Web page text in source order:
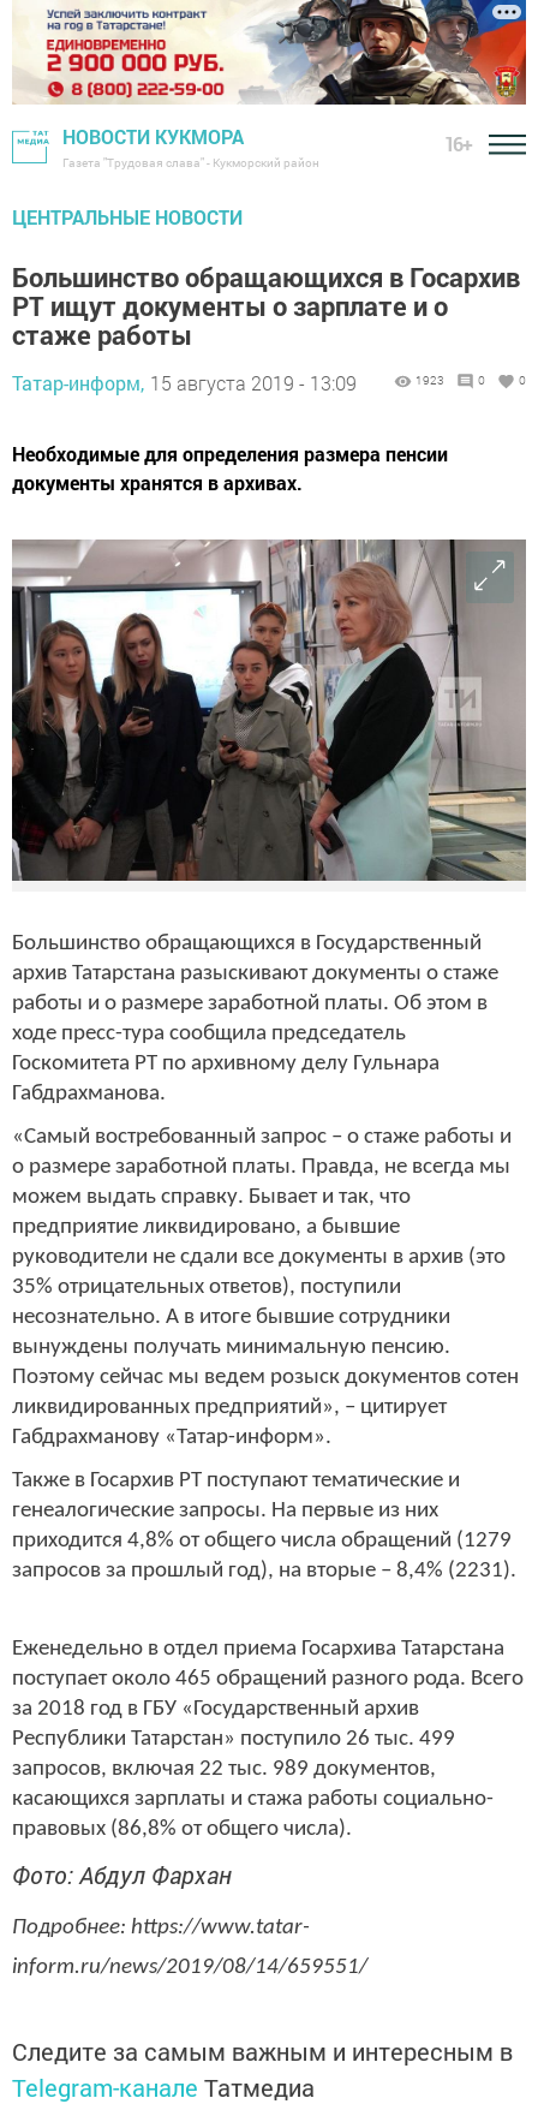
НОВОСТИ КУКМОРА
Газета "Трудовая слава" - Кукморский район
16+
ЦЕНТРАЛЬНЫЕ НОВОСТИ
Большинство обращающихся в Госархив
РТ ищут документы о зарплате и о
стаже работы
Татар-информ, 15 августа 2019 - 13:09 1923 0 0
Необходимые для определения размера пенсии
документы хранятся в архивах.
Большинство обращающихся в Государственный
архив Татарстана разыскивают документы о стаже
работы и о размере заработной платы. Об этом в
ходе пресс-тура сообщила председатель
Госкомитета РТ по архивному делу Гульнара
Габдрахманова.
«Самый востребованный запрос – о стаже работы и
о размере заработной платы. Правда, не всегда мы
можем выдать справку. Бывает и так, что
предприятие ликвидировано, а бывшие
руководители не сдали все документы в архив (это
35% отрицательных ответов), поступили
несознательно. А в итоге бывшие сотрудники
вынуждены получать минимальную пенсию.
Поэтому сейчас мы ведем розыск документов сотен
ликвидированных предприятий», – цитирует
Габдрахманову «Татар-информ».
Также в Госархив РТ поступают тематические и
генеалогические запросы. На первые из них
приходится 4,8% от общего числа обращений (1279
запросов за прошлый год), на вторые – 8,4% (2231).
Еженедельно в отдел приема Госархива Татарстана
поступает около 465 обращений разного рода. Всего
за 2018 год в ГБУ «Государственный архив
Республики Татарстан» поступило 26 тыс. 499
запросов, включая 22 тыс. 989 документов,
касающихся зарплаты и стажа работы социально-
правовых (86,8% от общего числа).
Фото: Абдул Фархан
Подробнее: https://www.tatar-
inform.ru/news/2019/08/14/659551/
Следите за самым важным и интересным в
Telegram-канале Татмедиа